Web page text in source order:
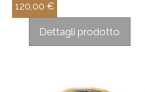
120,00 €
Dettagli prodotto